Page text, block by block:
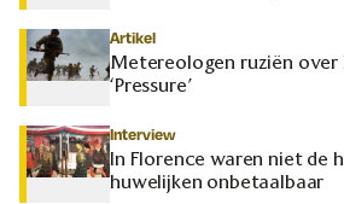
Artikel
Metereologen ruziën over
‘Pressure’
Interview
In Florence waren niet de
huwelijken onbetaalbaar